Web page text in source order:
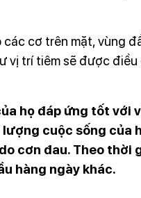
cơ trên mặt, vùng
vị trí tiêm sẽ được
họ đáp ứng tốt với
cuộc sống
cơn đau. Theo
hàng ngày khác.